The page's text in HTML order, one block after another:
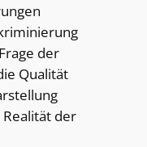
der
Qualität
der